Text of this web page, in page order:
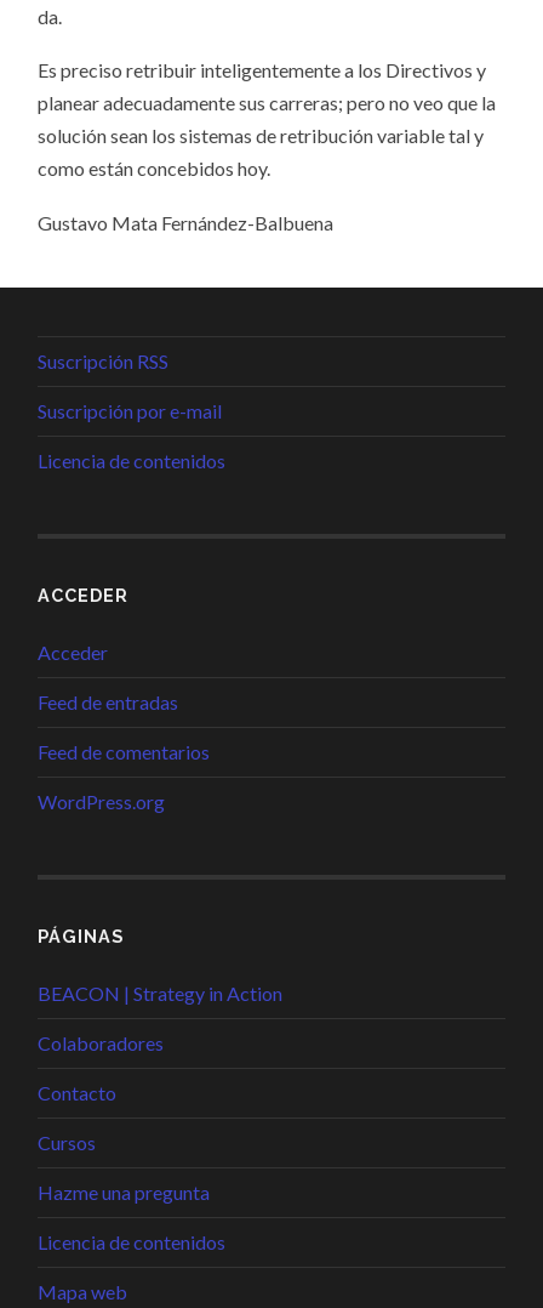
da.
Es preciso retribuir inteligentemente a los Directivos y
planear adecuadamente sus carreras; pero no veo que la
solución sean los sistemas de retribución variable tal y
como están concebidos hoy.
Gustavo Mata Fernández-Balbuena
Suscripción RSS
Suscripción por e-mail
Licencia de contenidos
ACCEDER
Acceder
Feed de entradas
Feed de comentarios
WordPress.org
PÁGINAS
BEACON | Strategy in Action
Colaboradores
Contacto
Cursos
Hazme una pregunta
Licencia de contenidos
Mapa web